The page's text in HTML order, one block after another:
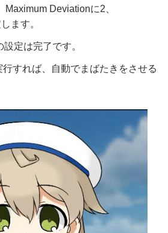
Deviationに2、
ます。
定は完了です。
すれば、自動でまばたきをさせる